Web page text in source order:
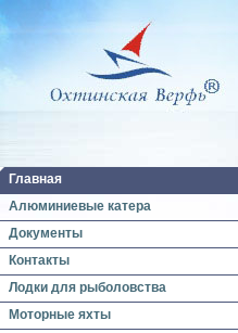
Главная
Алюминиевые катера
Документы
Контакты
Лодки для рыболовства
Моторные яхты